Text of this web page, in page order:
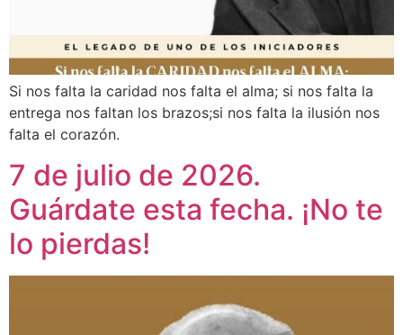
Si nos falta la caridad nos falta el alma; si nos falta la
entrega nos faltan los brazos;si nos falta la ilusión nos
falta el corazón.
7 de julio de 2026.
Guárdate esta fecha. ¡No te
lo pierdas!